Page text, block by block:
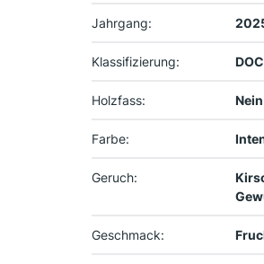
Jahrgang:
Klassifizierung: DOC
Holzfass: Nein
Farbe:
Geruch:
Geschmack: